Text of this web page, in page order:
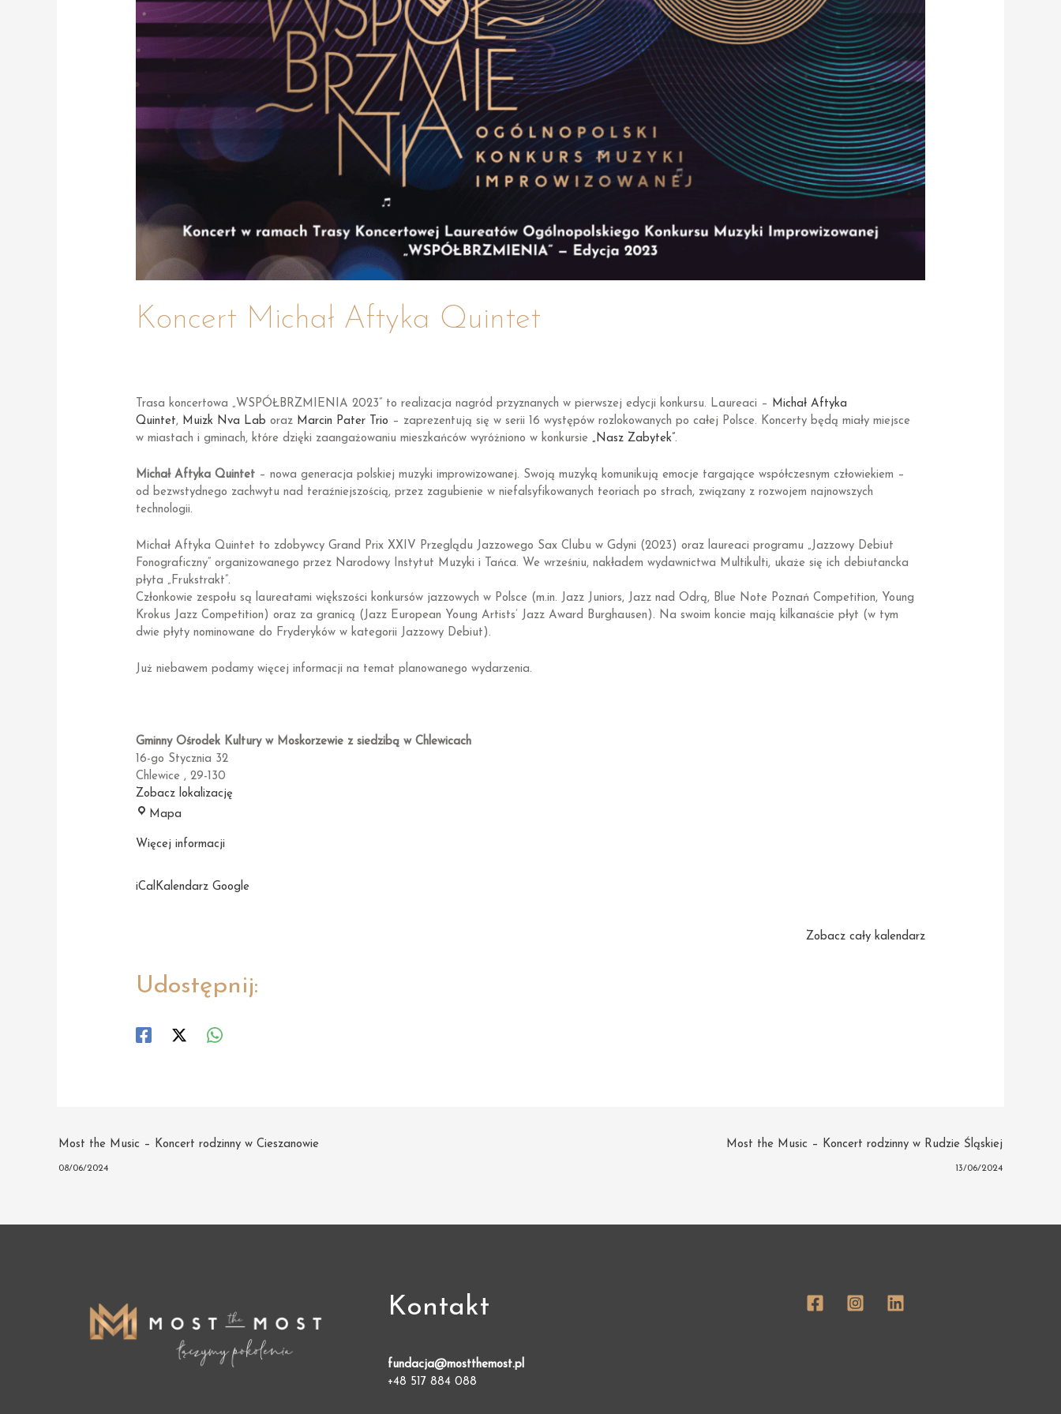
Koncert Michał Aftyka Quintet
Trasa koncertowa „WSPÓŁBRZMIENIA 2023” to realizacja nagród przyznanych w pierwszej edycji konkursu. Laureaci – Michał Aftyka
Quintet, Muizk Nva Lab oraz Marcin Pater Trio – zaprezentują się w serii 16 występów rozlokowanych po całej Polsce. Koncerty będą miały miejsce
w miastach i gminach, które dzięki zaangażowaniu mieszkańców wyróżniono w konkursie„Nasz Zabytek” .
Michał Aftyka Quintet – nowa generacja polskiej muzyki improwizowanej. Swoją muzyką komunikują emocje targające współczesnym człowiekiem –
od bezwstydnego zachwytu nad teraźniejszością, przez zagubienie w niefalsyfikowanych teoriach po strach, związany z rozwojem najnowszych
technologii.
Michał Aftyka Quintet to zdobywcy Grand Prix XXIV Przeglądu Jazzowego Sax Clubu w Gdyni (2023) oraz laureaci programu „Jazzowy Debiut
Fonograficzny” organizowanego przez Narodowy Instytut Muzyki i Tańca. We wrześniu, nakładem wydawnictwa Multikulti, ukaże się ich debiutancka
płyta „Frukstrakt”.
Członkowie zespołu są laureatami większości konkursów jazzowych w Polsce (m.in. Jazz Juniors, Jazz nad Odrą, Blue Note Poznań Competition, Young
Krokus Jazz Competition) oraz za granicą (Jazz European Young Artists’ Jazz Award Burghausen). Na swoim koncie mają kilkanaście płyt (w tym
dwie płyty nominowane do Fryderyków w kategorii Jazzowy Debiut).
Już niebawem podamy więcej informacji na temat planowanego wydarzenia.
Gminny Ośrodek Kultury w Moskorzewie z siedzibą w Chlewicach
16-go Stycznia 32
Chlewice,29-130
Zobacz lokalizację
Mapa
Kultury
Moskorzewie
Więcej informacji
iCalKalendarz Google
Zobacz cały kalendarz
Udostępnij:
Post
Most the Music – Koncert rodzinny w Cieszanowie
08/06/2024
Most the Music – Koncert rodzinny w Rudzie Śląskiej
13/06/2024
Kontakt
fundacja@mostthemost.pl
+48 517 884 088